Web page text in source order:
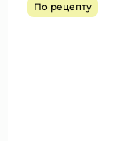
По рецепту